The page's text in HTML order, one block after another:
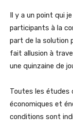
Il y a un point qui
participants à la
part de la solution
fait allusion à
une quinzaine de
Toutes les études
économiques et
conditions sont